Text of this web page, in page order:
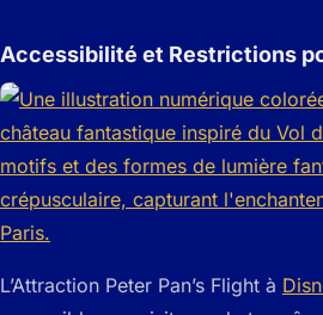
Accessibilité et Restrictions
L’Attraction Peter Pan’s Flight à